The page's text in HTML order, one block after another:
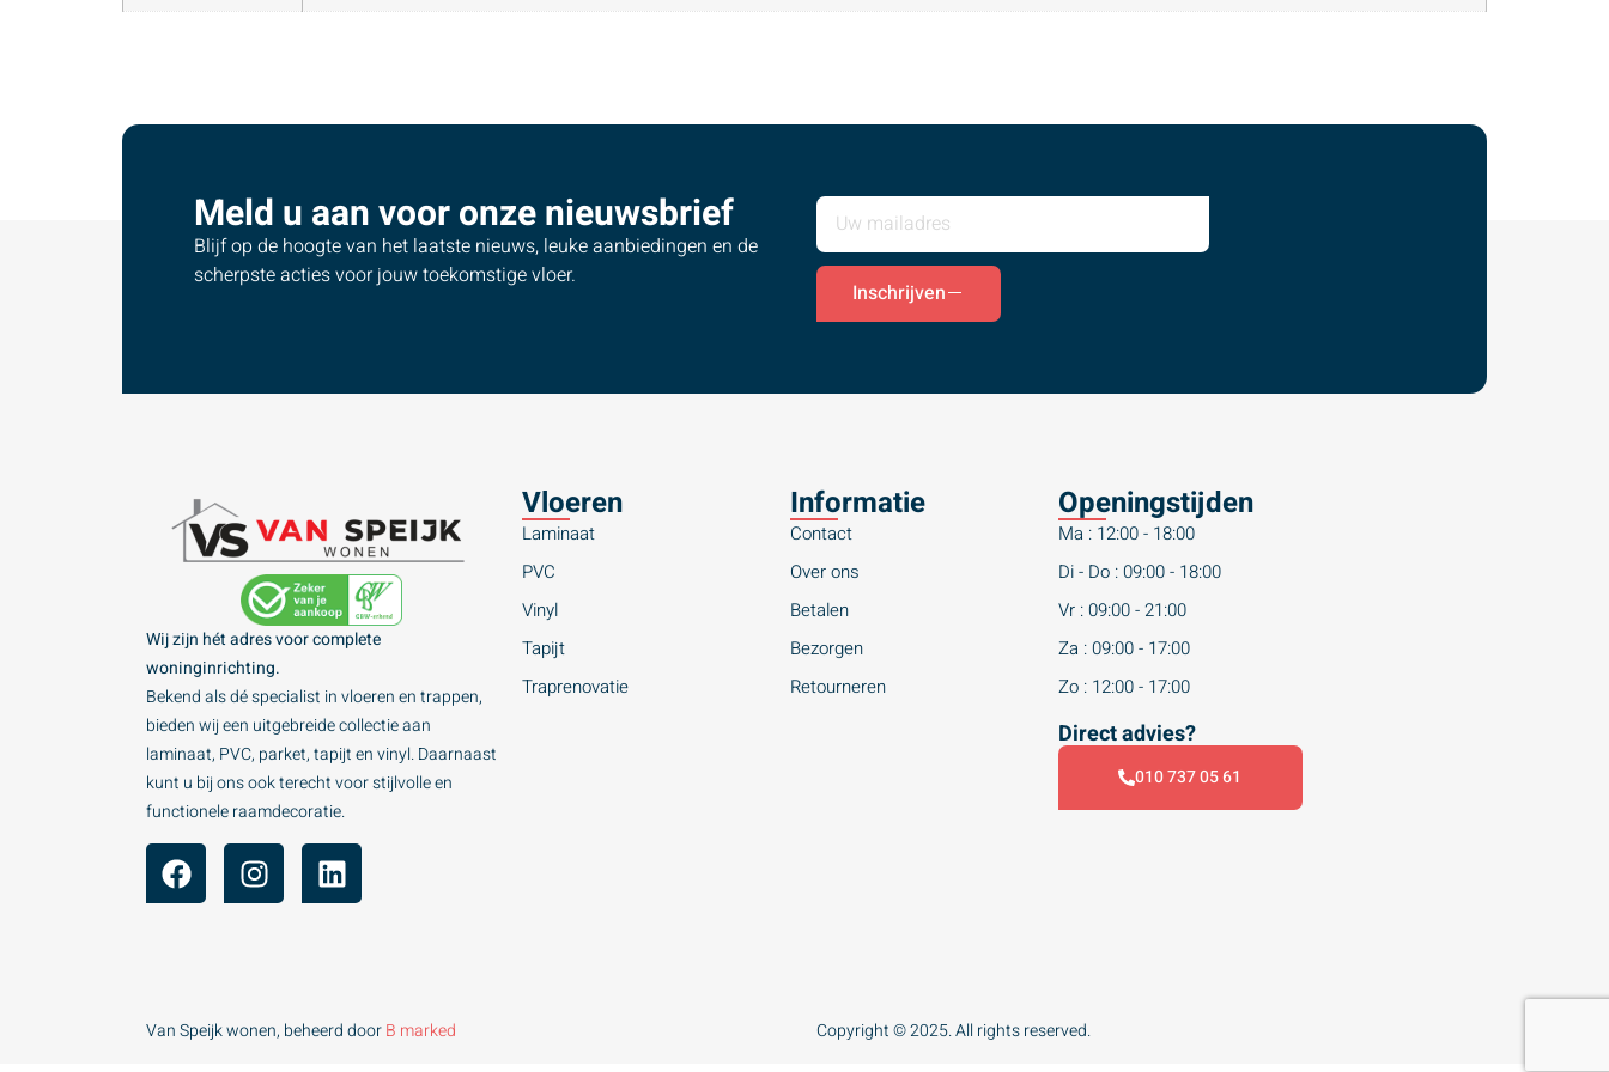
Meld u aan voor onze nieuwsbrief
Blijf op de hoogte van het laatste nieuws, leuke aanbiedingen en de
scherpste acties voor jouw toekomstige vloer.
Inschrijven
Wij zijn hét adres voor complete
woninginrichting.
Bekend als dé specialist in vloeren en trappen,
bieden wij een uitgebreide collectie aan
laminaat, PVC, parket, tapijt en vinyl. Daarnaast
kunt u bij ons ook terecht voor stijlvolle en
functionele raamdecoratie.
Vloeren
Laminaat
PVC
Vinyl
Tapijt
Traprenovatie
Informatie
Contact
Over ons
Betalen
Bezorgen
Retourneren
Openingstijden
Ma : 12:00 - 18:00
Di - Do : 09:00 - 18:00
Vr : 09:00 - 21:00
Za : 09:00 - 17:00
Zo : 12:00 - 17:00
Direct advies?
010 737 05 61
Van Speijk wonen, beheerd doorB marked Copyright © 2025. All rights reserved.